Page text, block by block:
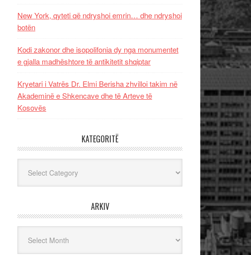
New York, qyteti që ndryshoi emrin… dhe ndryshoi
botën
Kodi zakonor dhe isopolifonia dy nga monumentet
e gjalla madhështore të antikitetit shqiptar
Kryetari i Vatrës Dr. Elmi Berisha zhvilloi takim në
Akademinë e Shkencave dhe të Arteve të
Kosovës
KATEGORITË
ARKIV